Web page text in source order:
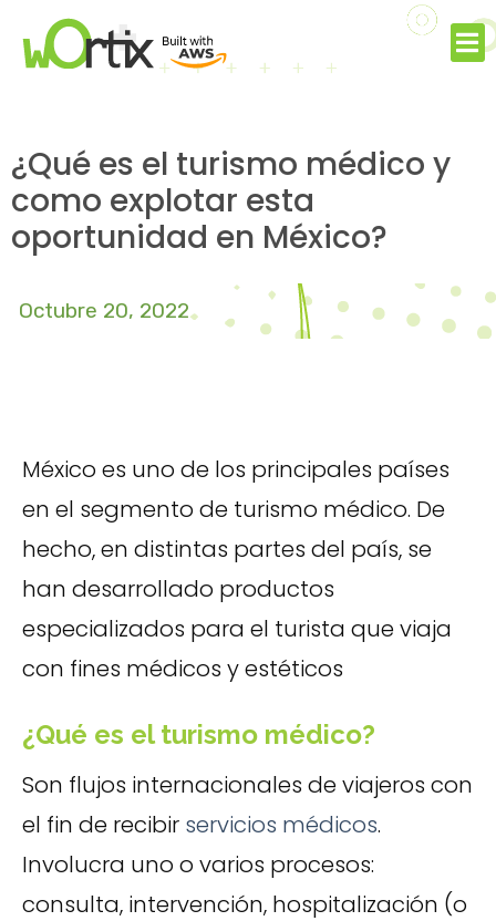
¿Qué es el turismo médico y
como explotar esta
oportunidad en México?
Octubre 20, 2022
México es uno de los principales países
en el segmento de turismo médico. De
hecho, en distintas partes del país, se
han desarrollado productos
especializados para el turista que viaja
con fines médicos y estéticos
¿Qué es el turismo médico?
Son flujos internacionales de viajeros con
el fin de recibir servicios médicos.
Involucra uno o varios procesos:
consulta, intervención, hospitalización (o